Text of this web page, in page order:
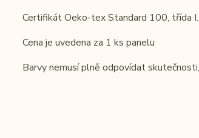
Certifikát Oeko-tex Standard 100, třída
Cena je uvedena za 1 ks panelu
Barvy nemusí plně odpovídat